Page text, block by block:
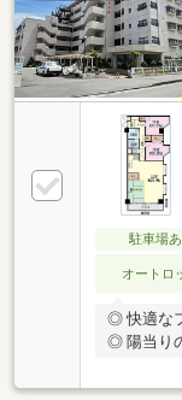
なります
駐車場
オートロ
◎ 快適な
◎ 陽当り